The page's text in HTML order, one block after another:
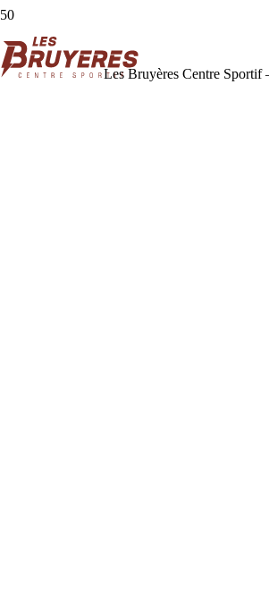
Les Bruyères Centre Sportif